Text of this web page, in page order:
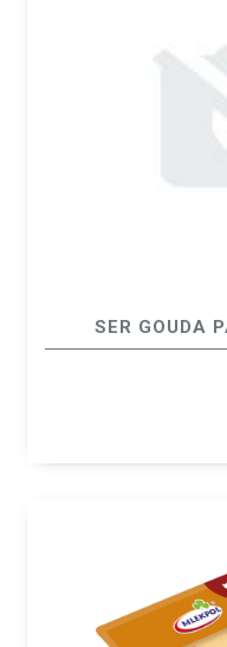
SER GOUDA